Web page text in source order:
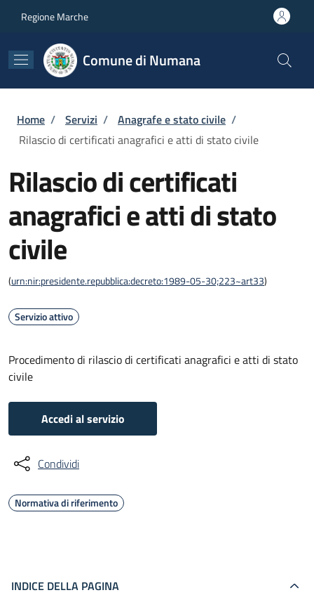
Regione Marche
Comune di Numana
Briciole di pane
Home / Servizi / Anagrafe e stato civile /
Rilascio di certificati anagrafici e atti di stato civile
Rilascio di certificati
anagrafici e atti di stato
civile
(urn:nir:presidente.repubblica:decreto:1989-05-30;223~art33)
Servizio attivo
Procedimento di rilascio di certificati anagrafici e atti di stato
civile
Accedi al servizio
Condividi
Normativa di riferimento
INDICE DELLA PAGINA